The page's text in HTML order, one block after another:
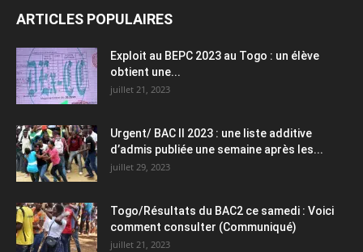
ARTICLES POPULAIRES
Exploit au BEPC 2023 au Togo : un élève
obtient une...
juillet 21, 2023
Urgent/ BAC II 2023 : une liste additive
d’admis publiée une semaine après les...
juillet 29, 2023
Togo/Résultats du BAC2 ce samedi : Voici
comment consulter (Communiqué)
juillet 21, 2023